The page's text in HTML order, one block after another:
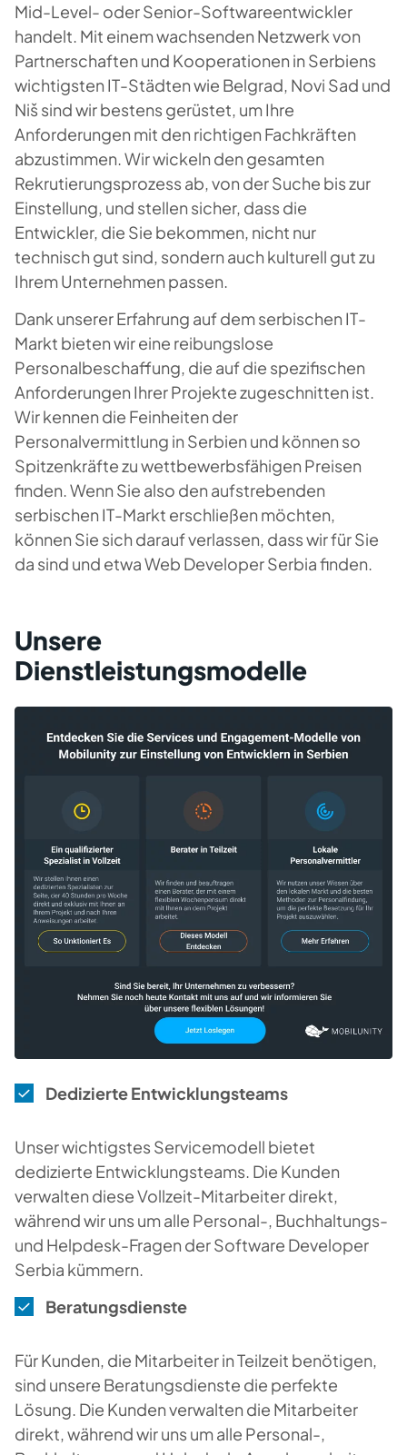
Mid-Level- oder Senior-Softwareentwickler
handelt. Mit einem wachsenden Netzwerk von
Partnerschaften und Kooperationen in Serbiens
wichtigsten IT-Städten wie Belgrad, Novi Sad und
Niš sind wir bestens gerüstet, um Ihre
Anforderungen mit den richtigen Fachkräften
abzustimmen. Wir wickeln den gesamten
Rekrutierungsprozess ab, von der Suche bis zur
Einstellung, und stellen sicher, dass die
Entwickler, die Sie bekommen, nicht nur
technisch gut sind, sondern auch kulturell gut zu
Ihrem Unternehmen passen.
Dank unserer Erfahrung auf dem serbischen IT-
Markt bieten wir eine reibungslose
Personalbeschaffung, die auf die spezifischen
Anforderungen Ihrer Projekte zugeschnitten ist.
Wir kennen die Feinheiten der
Personalvermittlung in Serbien und können so
Spitzenkräfte zu wettbewerbsfähigen Preisen
finden. Wenn Sie also den aufstrebenden
serbischen IT-Markt erschließen möchten,
können Sie sich darauf verlassen, dass wir für Sie
da sind und etwa Web Developer Serbia finden.
Unsere
Dienstleistungsmodelle
Dedizierte Entwicklungsteams
Unser wichtigstes Servicemodell bietet
dedizierte Entwicklungsteams. Die Kunden
verwalten diese Vollzeit-Mitarbeiter direkt,
während wir uns um alle Personal-, Buchhaltungs-
und Helpdesk-Fragen der Software Developer
Serbia kümmern.
Beratungsdienste
Für Kunden, die Mitarbeiter in Teilzeit benötigen,
sind unsere Beratungsdienste die perfekte
Lösung. Die Kunden verwalten die Mitarbeiter
direkt, während wir uns um alle Personal-,